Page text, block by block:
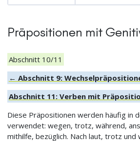
Präpositionen mit
Abschnitt 10/11
← Abschnitt 9:
Abschnitt 11: Verben mit
Diese Präpositionen werden häufig in
verwendet: wegen, trotz, während,
mithilfe, bezüglich. Nach laut, trotz und